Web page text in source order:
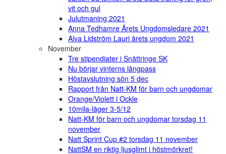
vit och gul
Julutmaning 2021
Anna Tedhamre Årets Ungdomsledare 2021
Alva Lidström Lauri årets ungdom 2021
November
Tre stipendiater i Snättringe SK
Nu börjar vinterns långpass
Höstavslutning sön 5 dec
Rapport från Natt-KM för barn och ungdomar
Orange/Violett i Ockle
10mila-läger 3-5/12
Natt-KM för barn och ungdomar torsdag 11
november
Natt Sprint Cup #2 torsdag 11 november
NattSM en riktig ljusglimt i höstmörkret!